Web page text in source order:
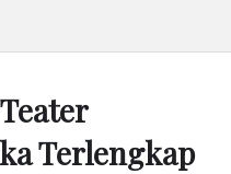
Terlengkap